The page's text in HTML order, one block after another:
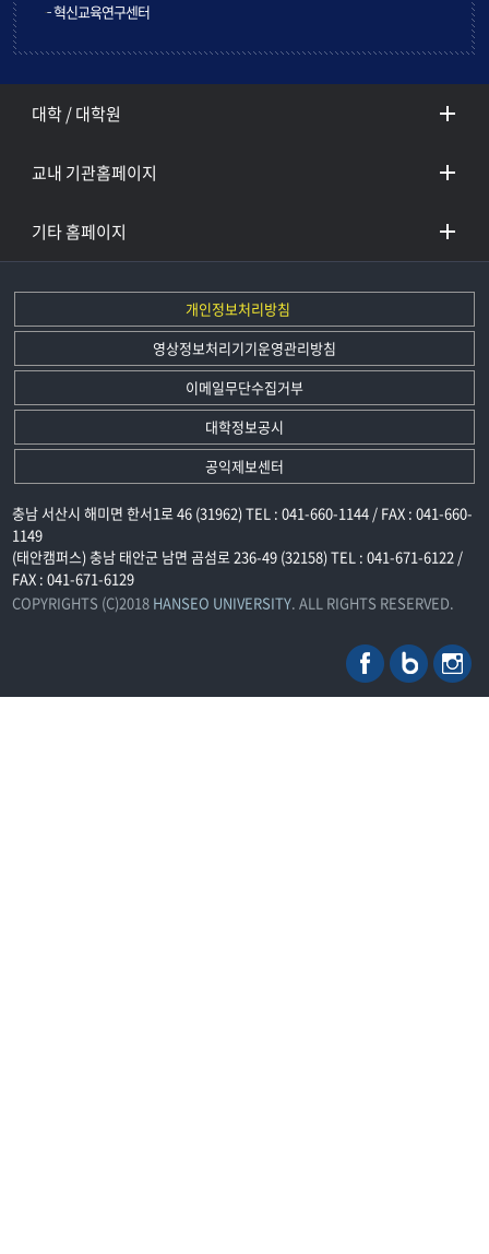
혁신교육연구센터
대학 / 대학원
교내 기관홈페이지
기타 홈페이지
개인정보처리방침
영상정보처리기기운영관리방침
이메일무단수집거부
대학정보공시
공익제보센터
충남 서산시 해미면 한서1로 46 (31962) TEL : 041-660-1144 / FAX : 041-660-
1149
(태안캠퍼스) 충남 태안군 남면 곰섬로 236-49 (32158) TEL : 041-671-6122 /
FAX : 041-671-6129
COPYRIGHTS (C)2018 HANSEO UNIVERSITY. ALL RIGHTS RESERVED.